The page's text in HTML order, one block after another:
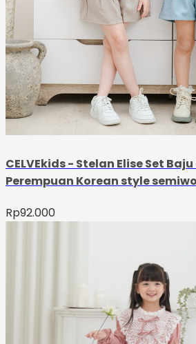
CELVEkids - Stelan Elise Set
Perempuan Korean style
Rp92.000